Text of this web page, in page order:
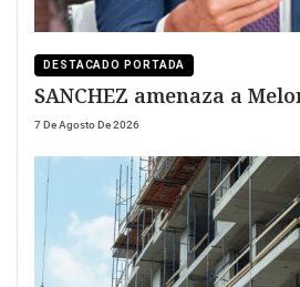
DESTACADO PORTADA
SANCHEZ amenaza a
7 De Agosto De 2026